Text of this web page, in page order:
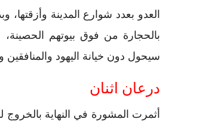
العدو بعدد شوارع المدينة
بالحجارة من فوق بيوتهم
سيحول دون خيانة اليهود
درعان اثنان
أثمرت المشورة في النهاية